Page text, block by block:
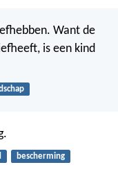
Want de
is een kind
bescherming